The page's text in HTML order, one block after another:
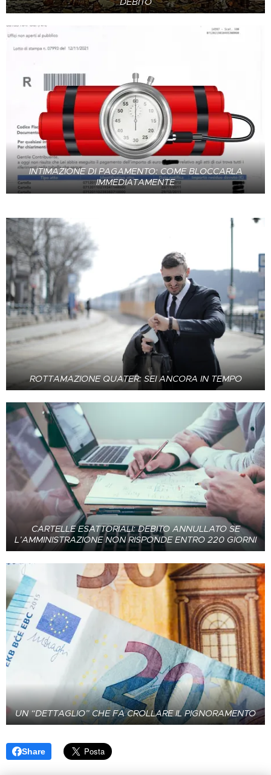
INTIMAZIONE DI PAGAMENTO: COME BLOCCARLA
IMMEDIATAMENTE
ROTTAMAZIONE QUATER: SEI ANCORA IN TEMPO
CARTELLE ESATTORIALI: DEBITO ANNULLATO SE
L’AMMINISTRAZIONE NON RISPONDE ENTRO 220 GIORNI
UN “DETTAGLIO” CHE FA CROLLARE IL PIGNORAMENTO
Share